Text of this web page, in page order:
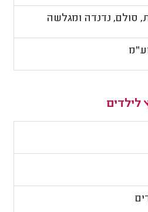
סולם, נדנדה ומגלשה